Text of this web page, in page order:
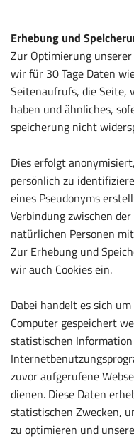
Erhebung und
Zur Optimierung
wir für 30 Tage Daten
Seitenaufrufs, die Seite,
haben und ähnliches,
speicherung nicht
Dies erfolgt
persönlich zu
eines Pseudonyms
Verbindung zwischen
natürlichen Personen
Zur Erhebung und
wir auch Cookies ein.
Dabei handelt es sich
Computer gespeichert
statistischen
zuvor aufgerufene
dienen. Diese Daten
statistischen Zwecken,
zu optimieren und